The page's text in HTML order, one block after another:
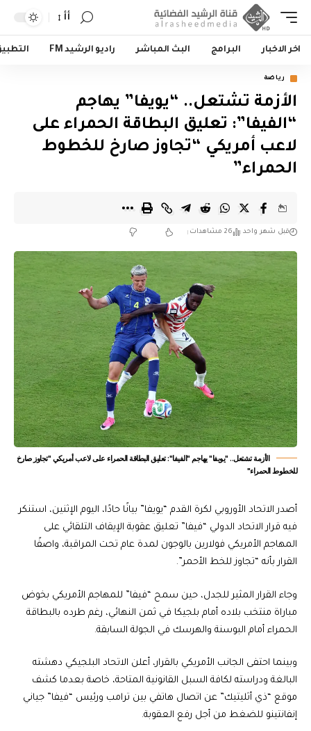
أأ
اخر الاخبار البرامج البث المباشر راديو الرشيد FM
رياضة
الأزمة تشتعل.. “يويفا” يهاجم
“الفيفا”: تعليق البطاقة الحمراء على
لاعب أمريكي “تجاوز صارخ للخطوط
الحمراء”
قبل شهر واحد 26 مشاهدات
الأزمة تشتعل.. "يويفا" يهاجم "الفيفا": تعليق البطاقة الحمراء على لاعب أمريكي "تجاوز صارخ
للخطوط الحمراء"
أصدر الاتحاد الأوروبي لكرة القدم “يويفا” بيانًا حادًا، اليوم الإثنين، استنكر
فيه قرار الاتحاد الدولي “فيفا” تعليق عقوبة الإيقاف التلقائي على
المهاجم الأمريكي فولارين بالوجون لمدة عام تحت المراقبة، واصفًا
القرار بأنه “تجاوز للخط الأحمر”.
وجاء القرار المثير للجدل، حين سمح “فيفا” للمهاجم الأمريكي بخوض
مباراة منتخب بلاده أمام بلجيكا في ثمن النهائي، رغم طرده بالبطاقة
الحمراء أمام البوسنة والهرسك في الجولة السابقة.
وبينما احتفى الجانب الأمريكي بالقرار، أعلن الاتحاد البلجيكي دهشته
البالغة ودراسته لكافة السبل القانونية المتاحة، خاصة بعدما كشف
موقع “ذي أثليتيك” عن اتصال هاتفي بين ترامب ورئيس “فيفا” جياني
إنفانتينو للضغط من أجل رفع العقوبة.